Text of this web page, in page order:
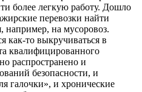
более легкую работу. Дошло
перевозки найти
например, на мусоровоз.
как-то выкручиваться в
квалифицированного
распространено и
безопасности, и
галочки», и хронические